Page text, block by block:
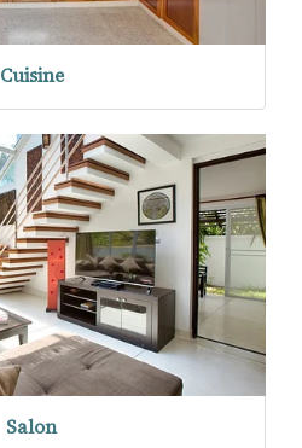
Cuisine
Salon